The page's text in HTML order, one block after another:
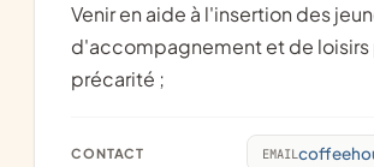
venir en aide à l'insertion des jeunes en difficulté ; mettre en oeuvre des actions de soutien éducatif, de formation,
d'accompagnement et de loisirs
précarité ;
CONTACT EMAIL